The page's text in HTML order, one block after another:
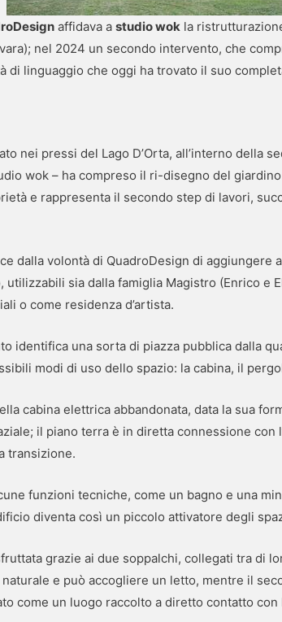
affidava astudio wok la
nel 2024 un secondo intervento, che
di linguaggio che oggi ha trovato il suo
nei pressi del Lago D’Orta, all’interno della
wok – ha compreso il ri-disegno del
e rappresenta il secondo step di lavori,
dalla volontà di QuadroDesign di
sia dalla famiglia Magistro (Enrico e
o come residenza d’artista.
identifica una sorta di piazza pubblica dalla
modi di uso dello spazio: la cabina, il
cabina elettrica abbandonata, data la sua
il piano terra è in diretta connessione
transizione.
funzioni tecniche, come un bagno e una
diventa così un piccolo attivatore degli
grazie ai due soppalchi, collegati tra di
e può accogliere un letto, mentre il
come un luogo raccolto a diretto contatto